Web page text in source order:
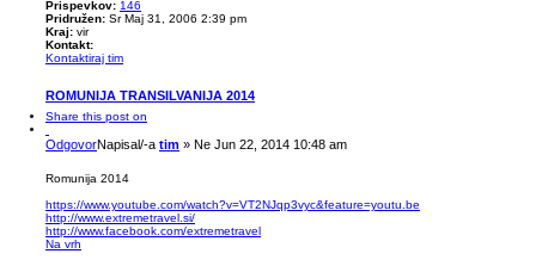
Prispevkov: 146
Pridružen: Sr Maj 31, 2006 2:39 pm
Kraj: vir
Kontakt:
Kontaktiraj tim
ROMUNIJA TRANSILVANIJA 2014
Share this post on
OdgovorNapisal/-a tim » Ne Jun 22, 2014 10:48 am
Romunija 2014
https://www.youtube.com/watch?v=VT2NJqp3vyc&feature=youtu.be
http://www.extremetravel.si/
http://www.facebook.com/extremetravel
Na vrh